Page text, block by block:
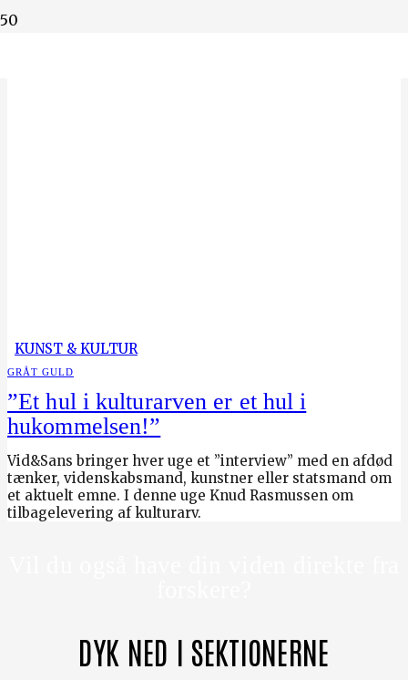
KUNST & KULTUR
GRÅT GULD
”Et hul i kulturarven er et hul i
hukommelsen!”
Vid&Sans bringer hver uge et ”interview” med en afdød
tænker, videnskabsmand, kunstner eller statsmand om
et aktuelt emne. I denne uge Knud Rasmussen om
tilbagelevering af kulturarv.
DYK NED I SEKTIONERNE